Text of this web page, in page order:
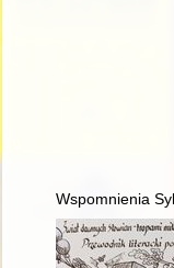
Wspomnienia